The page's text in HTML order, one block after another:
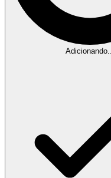
Adicionando...